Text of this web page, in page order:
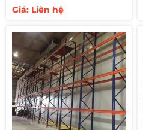
Giá: Liên hệ